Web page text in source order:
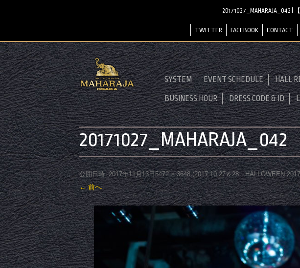
20171027_MAHARAJA_042 |
TWITTER FACEBOOK CONTACT
SYSTEM EVENT SCHEDULE HALL
BUSINESS HOUR DRESS CODE & ID
20171027_MAHARAJA_042
公開日時: 2017年11月13日5472 × 3648(2017.10.27＆28 HALLOWEEN
← 前へ